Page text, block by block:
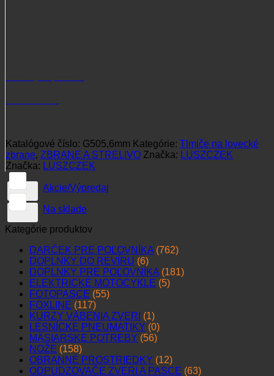
Katalógové číslo: G505,6mm Kategórie: Tlmiče na lovecké
zbrane, ZBRANE A STRELIVO Značka: LUSZCZEK
Značka: LUSZCZEK
Akcie/Výpredaj
Na sklade
Kategórie produktov
DARČEK PRE POĽOVNÍKA (762)
DOPLNKY DO REVÍRU (6)
DOPLNKY PRE POĽOVNÍKA (181)
ELEKTRICKÉ MOTOCYKLE (5)
FOTOPASCE (55)
FOXLINE (117)
KURZY VÁBENIA ZVERI (1)
LESNÍCKE PNEUMATIKY (0)
MÄSIARSKE POTREBY (56)
NOŽE (158)
OBRANNÉ PROSTRIEDKY (12)
ODPUDZOVAČE ZVERI A PASCE (63)